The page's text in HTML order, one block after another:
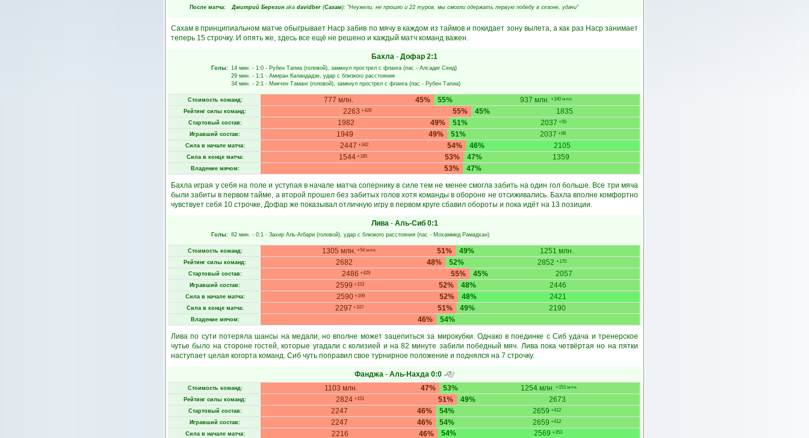
После матча: Дмитрий Березин aka davidber (Сахам): "Неужели, не прошло и 22 туров, мы смогли одержать первую победу в сезоне, удачи"
Сахам в принципиальном матче обыгрывает Наср забив по мячу в каждом из таймов и покидает зону вылета, а как раз Наср занимает
теперь 15 строчку. И опять же, здесь все ещё не решено и каждый матч команд важен.
Бахла - Дофар 2:1
Голы: 14 мин. - 1:0 - Рубен Тапиа (головой), замкнул прострел с фланга (пас - Алсадиг Сеид)
29 мин. - 1:1 - Амиран Каландадзе, удар с близкого расстояния
34 мин. - 2:1 - Микчен Таманг (головой), замкнул прострел с фланга (пас - Рубен Тапиа)
Стоимость команд: 45%
777 млн. 55% 937 млн. +160 млн.
Рейтинг силы команд: 55%
2263 +428 45% 1835
Стартовый состав: 49%
1982 51% 2037 +55
Игравший состав: 49%
1949 51% 2037 +88
Сила в начале матча: 54%
2447 +342 46% 2105
Сила в конце матча: 53%
1544 +185 47% 1359
Владение мячом: 53%
47%
Бахла играя у себя на поле и уступая в начале матча сопернику в силе тем не менее смогла забить на один гол больше. Все три мяча
были забиты в первом тайме, а второй прошел без забитых голов хотя команды в обороне не отсиживались. Бахла вполне комфортно
чувствует себя 10 строчке, Дофар же показывал отличную игру в первом круге сбавил обороты и пока идёт на 13 позиции.
Лива- Аль-Сиб 0:1
Голы: 82 мин. - 0:1 - Захир Аль-Агбари (головой), удар с близкого расстояния (пас - Мохаммед Рамадхан)
Стоимость команд: 51%
1305 млн. +54 млн. 49% 1251 млн.
Рейтинг силы команд: 48%
2682 52% 2852 +170
Стартовый состав: 55%
2486 +429 45% 2057
Игравший состав: 52%
2599 +153 48% 2446
Сила в начале матча: 52%
2590+169 48% 2421
Сила в конце матча: 51%
2297 +107 49% 2190
Владение мячом: 46%
54%
Лива по сути потеряла шансы на медали, но вполне может зацепиться за мирокубки. Однако в поединке с Сиб удача и тренерское
чутье было на стороне гостей, которые угадали с колизией и на 82 минуте забили победный мяч. Лива пока четвёртая но на пятки
наступает целая когорта команд. Сиб чуть поправил свое турнирное положение и поднялся на 7 строчку.
Фанджа - Аль-Нахда 0:0
Стоимость команд: 47%
1103 млн. 53% 1254 млн. +151 млн.
Рейтинг силы команд: 51%
2824 +151 49% 2673
Стартовый состав: 46%
2247 54% 2659 +412
Игравший состав: 46%
2247 54% 2659 +412
Сила в начале матча: 46%
2216 54% 2569 +353